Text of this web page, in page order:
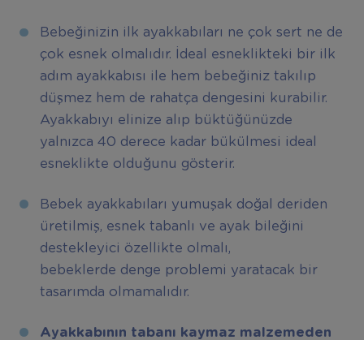
Bebeğinizin ilk ayakkabıları ne çok sert ne de
çok esnek olmalıdır. İdeal esneklikteki bir ilk
adım ayakkabısı ile hem bebeğiniz takılıp
düşmez hem de rahatça dengesini kurabilir.
Ayakkabıyı elinize alıp büktüğünüzde
yalnızca 40 derece kadar bükülmesi ideal
esneklikte olduğunu gösterir.
Bebek ayakkabıları yumuşak doğal deriden
üretilmiş, esnek tabanlı ve ayak bileğini
destekleyici özellikte olmalı,
bebeklerde denge problemi yaratacak bir
tasarımda olmamalıdır.
Ayakkabının tabanı kaymaz malzemeden